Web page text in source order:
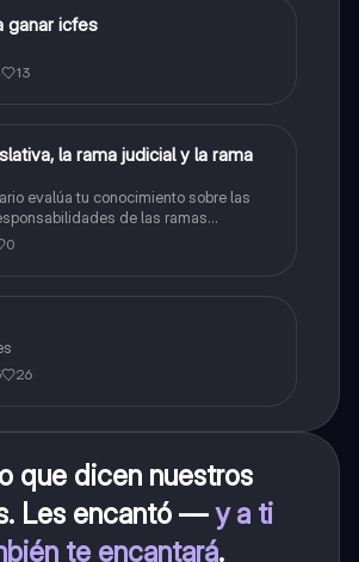
ganar icfes
13
la rama judicial y la rama
evalúa tu conocimiento sobre las
de las ramas
y ejecutiva.
0
y Ciudadanas
26
que dicen nuestros
Les encantó —y a ti
te encantará.